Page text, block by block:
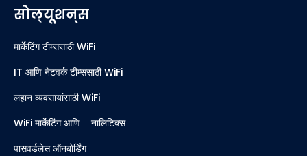
सोल्यूशन्स
मार्केटिंग टीम्ससाठी WiFi
IT आणि नेटवर्क टीम्ससाठी WiFi
लहान व्यवसायांसाठी WiFi
WiFi मार्केटिंग आणि ॲनालिटिक्स
पासवर्डलेस ऑनबोर्डिंग